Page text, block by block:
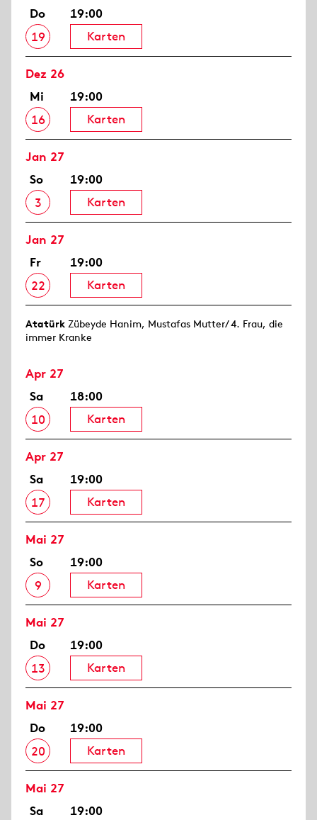
Do
19
19:00
Karten
Dez 26
Mi
16
19:00
Karten
Jan 27
So
3
19:00
Karten
Jan 27
Fr
22
19:00
Karten
Atatürk Zübeyde Hanim, Mustafas Mutter/ 4. Frau, die
immer Kranke
Apr 27
Sa
10
18:00
Karten
Apr 27
Sa
17
19:00
Karten
Mai 27
So
9
19:00
Karten
Mai 27
Do
13
19:00
Karten
Mai 27
Do
20
19:00
Karten
Mai 27
Sa
19:00